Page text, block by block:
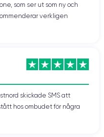
som ser ut som ny och
verkligen
skickade SMS att
hos ombudet för några